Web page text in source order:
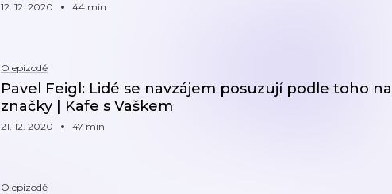
12. 12. 2020 44 min
O epizodě
Pavel Feigl: Lidé se navzájem posuzují podle toho
značky | Kafe s Vaškem
21. 12. 2020 47 min
O epizodě